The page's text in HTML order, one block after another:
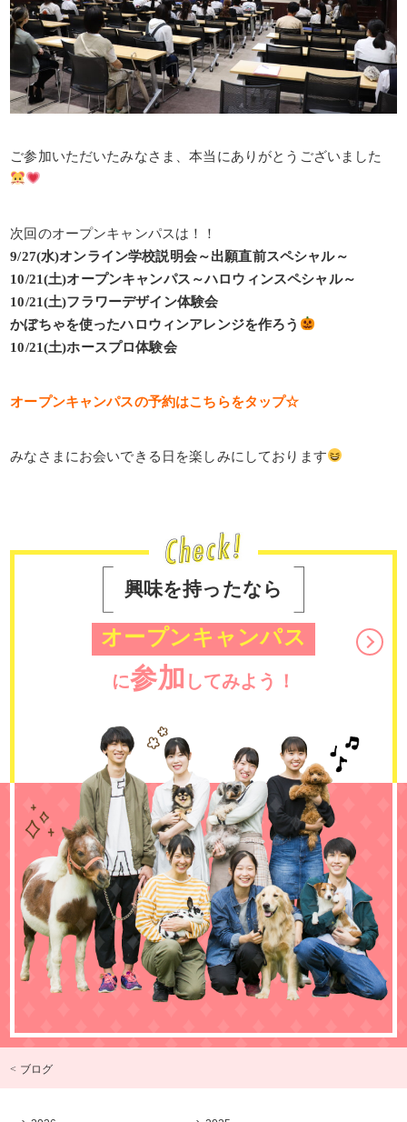
ご参加いただいたみなさま、本当にありがとうございました
次回のオープンキャンパスは！！
9/27(水)オンライン学校説明会～出願直前スペシャル～
10/21(土)オープンキャンパス～ハロウィンスペシャル～
10/21(土)フラワーデザイン体験会
かぼちゃを使ったハロウィンアレンジを作ろう
10/21(土)ホースプロ体験会
オープンキャンパスの予約はこちらをタップ☆
みなさまにお会いできる日を楽しみにしております
興味を持ったなら
オープンキャンパス
に参加 してみよう！
< ブログ